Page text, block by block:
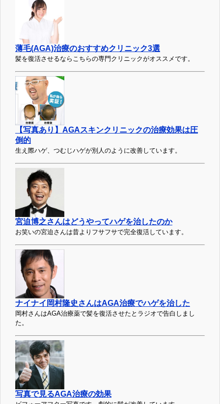
薄毛(AGA)治療のおすすめクリニック3選
髪を復活させるならこちらの専門クリニックがオススメです。
【写真あり】AGAスキンクリニックの治療効果は圧
倒的
生え際ハゲ、つむじハゲが別人のように改善しています。
宮迫博之さんはどうやってハゲを治したのか
お笑いの宮迫さんは昔よりフサフサで完全復活しています。
ナイナイ岡村隆史さんはAGA治療でハゲを治した
岡村さんはAGA治療薬で髪を復活させたとラジオで告白しまし
た。
写真で見るAGA治療の効果